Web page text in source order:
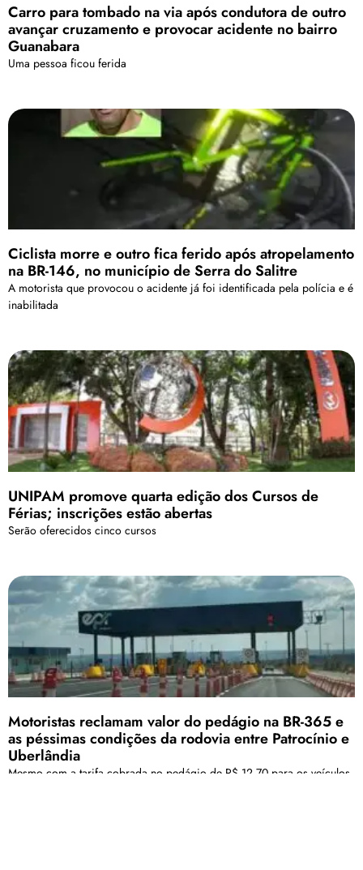
Carro para tombado na via após condutora de outro
avançar cruzamento e provocar acidente no bairro
Guanabara
Uma pessoa ficou ferida
Ciclista morre e outro fica ferido após atropelamento
na BR-146, no município de Serra do Salitre
A motorista que provocou o acidente já foi identificada pela polícia e é
inabilitada
UNIPAM promove quarta edição dos Cursos de
Férias; inscrições estão abertas
Serão oferecidos cinco cursos
Motoristas reclamam valor do pedágio na BR-365 e
as péssimas condições da rodovia entre Patrocínio e
Uberlândia
Mesmo com a tarifa cobrada no pedágio de R$ 12,70 para os veículos